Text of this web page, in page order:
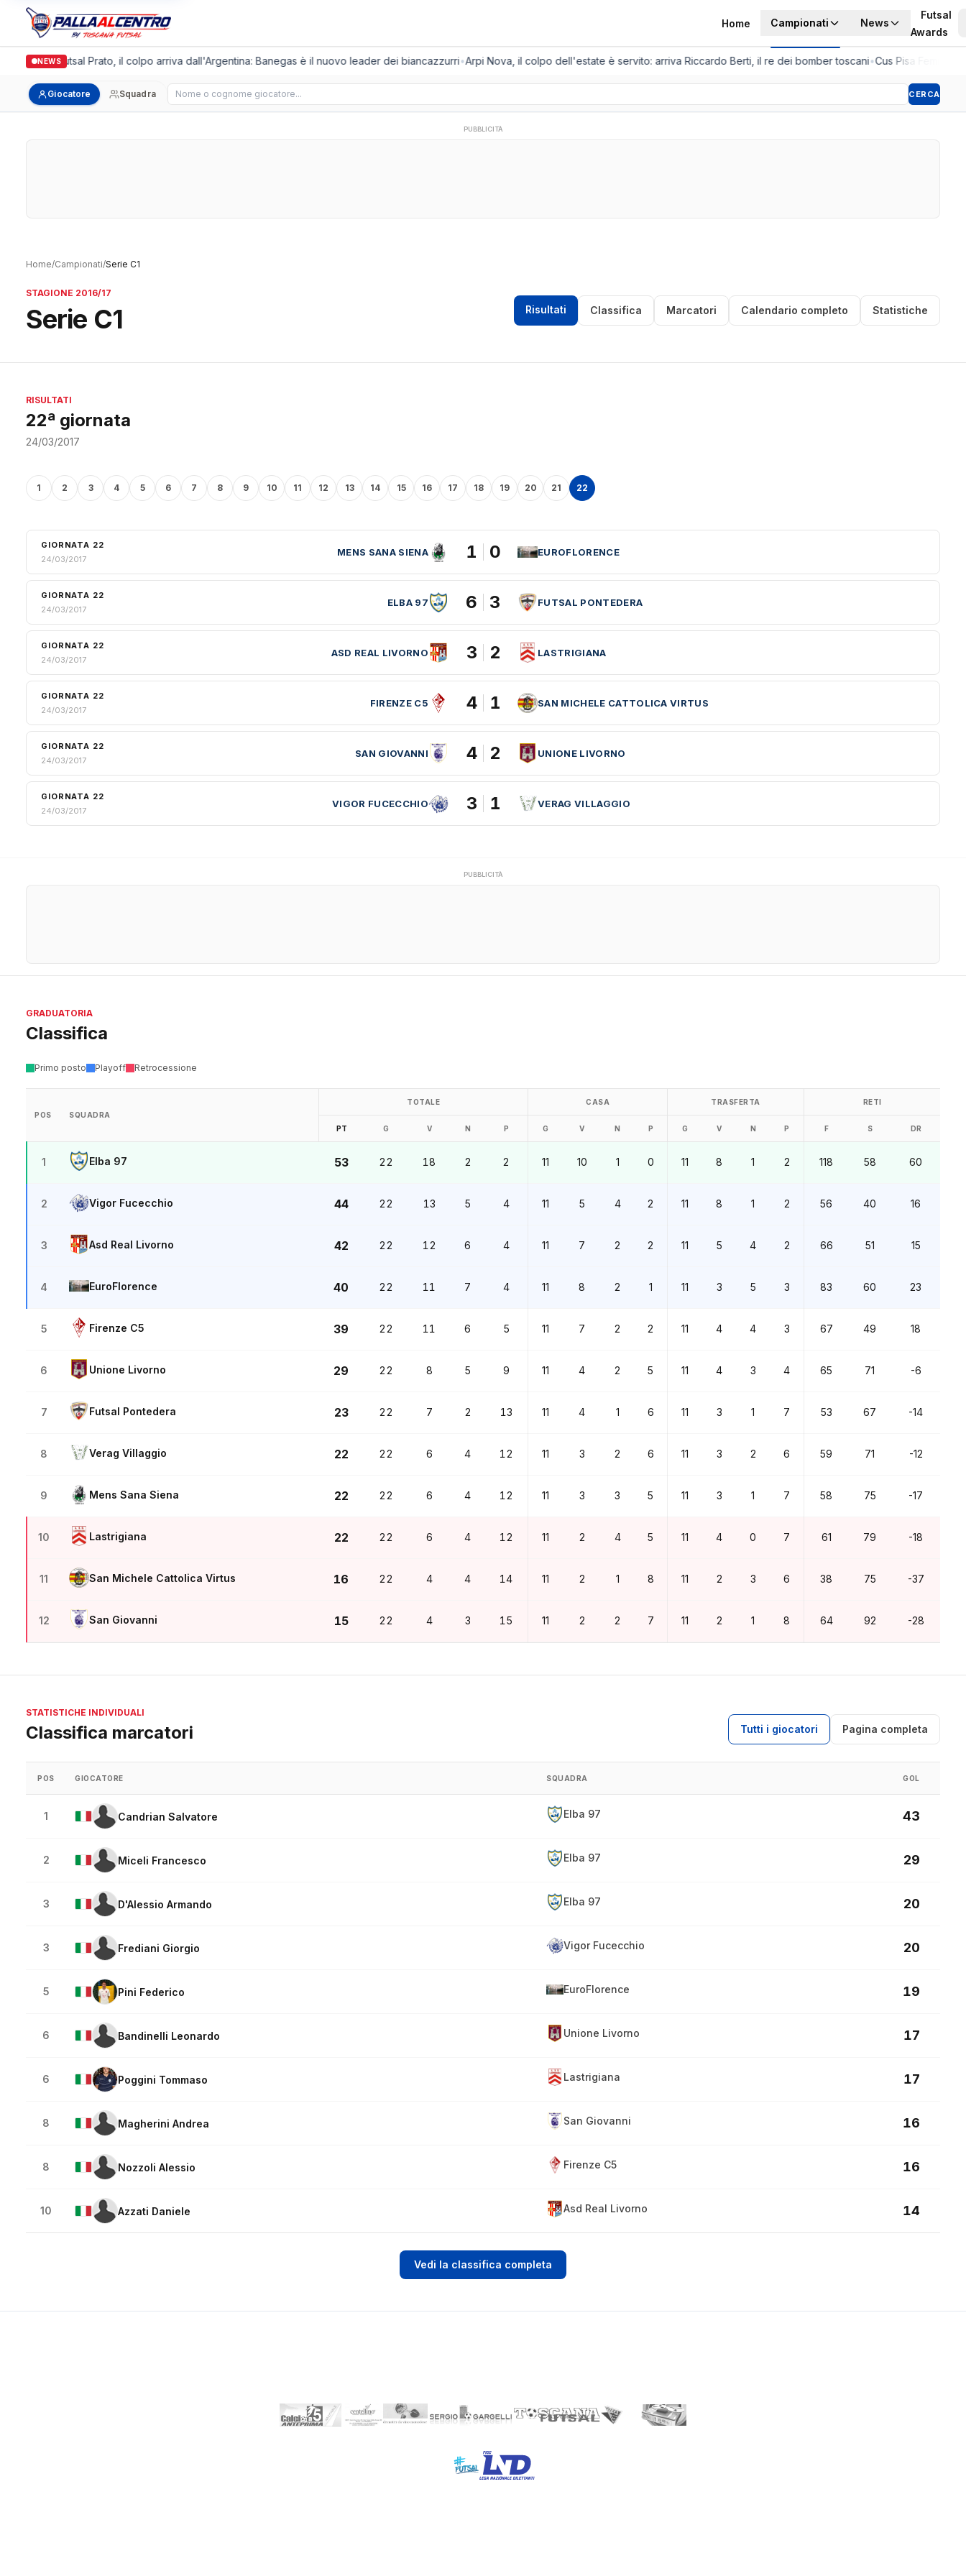
Home Campionati News
Futsal
Awards
NEWS
Italgronda Futsal Prato, il colpo arriva dall'Argentina: Banegas è il nuovo leader dei biancazzurri•Arpi Nova, il colpo dell'estate è servito: arriva Riccardo Berti, il re dei bomber toscani•Cus Pisa
Giocatore Squadra Cerca giocatore CERCA
PUBBLICITÀ
Home/Campionati/Serie C1
STAGIONE 2016/17
Serie C1 Risultati Classifica Marcatori Calendario completo Statistiche
RISULTATI
22ª giornata
24/03/2017
1 2 3 4 5 6 7 8 9 10 11 12 13 14 15 16 17 18 19 20 21 22
GIORNATA 22
24/03/2017
MENS SANA SIENA 1 0 EUROFLORENCE
GIORNATA 22
24/03/2017
ELBA 97 6 3 FUTSAL PONTEDERA
GIORNATA 22
24/03/2017
ASD REAL LIVORNO 3 2 LASTRIGIANA
GIORNATA 22
24/03/2017
FIRENZE C5 4 1 SAN MICHELE CATTOLICA VIRTUS
GIORNATA 22
24/03/2017
SAN GIOVANNI 4 2 UNIONE LIVORNO
GIORNATA 22
24/03/2017
VIGOR FUCECCHIO 3 1 VERAG VILLAGGIO
PUBBLICITÀ
GRADUATORIA
Classifica
Primo posto Playoff Retrocessione
POS SQUADRA
TOTALE CASA TRASFERTA RETI
PT G V N P G V N P G V N P F S DR
1 Elba 97 53 22 18 2 2 11 10 1 0 11 8 1 2 118 58 60
2 Vigor Fucecchio 44 22 13 5 4 11 5 4 2 11 8 1 2 56 40 16
3 Asd Real Livorno 42 22 12 6 4 11 7 2 2 11 5 4 2 66 51 15
4 EuroFlorence 40 22 11 7 4 11 8 2 1 11 3 5 3 83 60 23
5 Firenze C5 39 22 11 6 5 11 7 2 2 11 4 4 3 67 49 18
6 Unione Livorno 29 22 8 5 9 11 4 2 5 11 4 3 4 65 71 -6
7 Futsal Pontedera 23 22 7 2 13 11 4 1 6 11 3 1 7 53 67 -14
8 Verag Villaggio 22 22 6 4 12 11 3 2 6 11 3 2 6 59 71 -12
9 Mens Sana Siena 22 22 6 4 12 11 3 3 5 11 3 1 7 58 75 -17
10 Lastrigiana 22 22 6 4 12 11 2 4 5 11 4 0 7 61 79 -18
11 San Michele Cattolica Virtus 16 22 4 4 14 11 2 1 8 11 2 3 6 38 75 -37
12 San Giovanni 15 22 4 3 15 11 2 2 7 11 2 1 8 64 92 -28
STATISTICHE INDIVIDUALI
Classifica marcatori Tutti i giocatori Pagina completa
POS GIOCATORE SQUADRA GOL
1 Candrian Salvatore Elba 97 43
2 Miceli Francesco Elba 97 29
3 D'Alessio Armando Elba 97 20
3 Frediani Giorgio Vigor Fucecchio 20
5 Pini Federico EuroFlorence 19
6 Bandinelli Leonardo Unione Livorno 17
6 Poggini Tommaso Lastrigiana 17
8 Magherini Andrea San Giovanni 16
8 Nozzoli Alessio Firenze C5 16
10 Azzati Daniele Asd Real Livorno 14
Vedi la classifica completa